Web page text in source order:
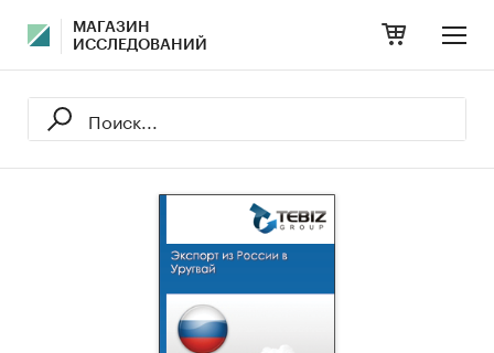
МАГАЗИН
ИССЛЕДОВАНИЙ